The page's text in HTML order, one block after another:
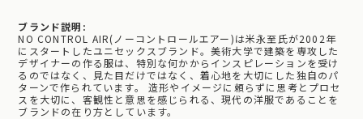
ブランド説明:
NO CONTROL AIR(ノーコントロールエアー)は米永至氏が2002年
にスタートしたユニセックスブランド。美術大学で建築を専攻した
デザイナーの作る服は、特別な何かからインスピレーションを受け
るのではなく、見た目だけではなく、着心地を大切にした独自のパ
ターンで作られています。 造形やイメージに頼らずに思考とプロセ
スを大切に、客観性と意思を感じられる、現代の洋服であることを
ブランドの在り方としています。